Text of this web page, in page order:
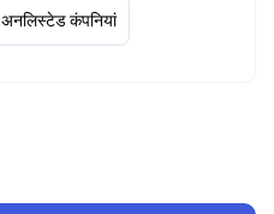
अनलिस्टेड कंपनियां